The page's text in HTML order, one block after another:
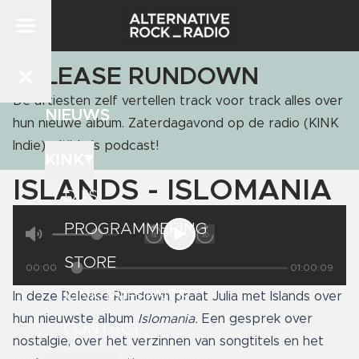
NIEUWS
DJ'S
PROGRAMMERING
STORE
KINK PRESENTS
RELEASE RUNDOWN
De artiesten zelf vertellen track voor track alles over
hun nieuwe album. Zaterdagavond op de radio (KINK
Indie), altijd als podcast!
ISLANDS - ISLOMANIA
00:00 01:00:09
In deze Release Rundown praat Julia met Islands over
hun nieuwste album Islomania. Een gesprek over
nostalgie, over het verzinnen van songtitels en het